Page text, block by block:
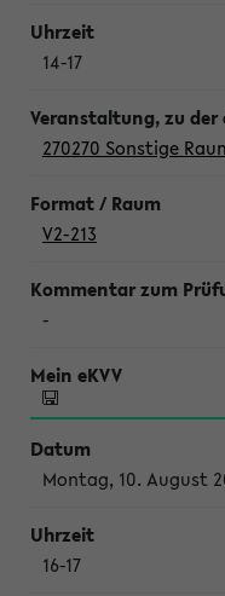
14-17
270270 Sonstige
V2-213
-
Montag, 10. August
16-17